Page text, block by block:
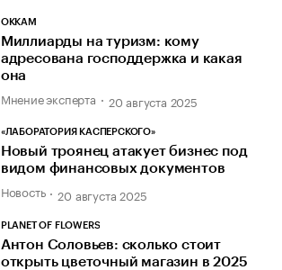
OKKAM
Миллиарды на туризм: кому
адресована господдержка и какая
она
Мнение эксперта 20 августа 2025
«ЛАБОРАТОРИЯ КАСПЕРСКОГО»
Новый троянец атакует бизнес под
видом финансовых документов
Новость 20 августа 2025
PLANET OF FLOWERS
Антон Соловьев: сколько стоит
открыть цветочный магазин в 2025